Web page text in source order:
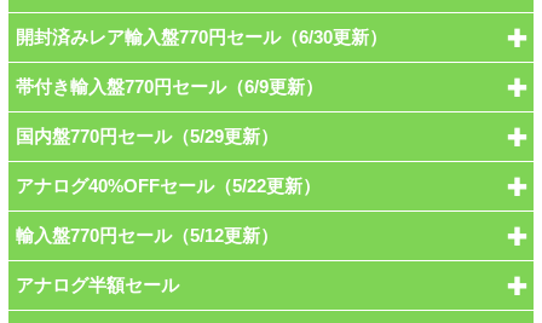
開封済みレア輸入盤770円セール（6/30更新）
帯付き輸入盤770円セール（6/9更新）
国内盤770円セール（5/29更新）
アナログ40%OFFセール（5/22更新）
輸入盤770円セール（5/12更新）
アナログ半額セール